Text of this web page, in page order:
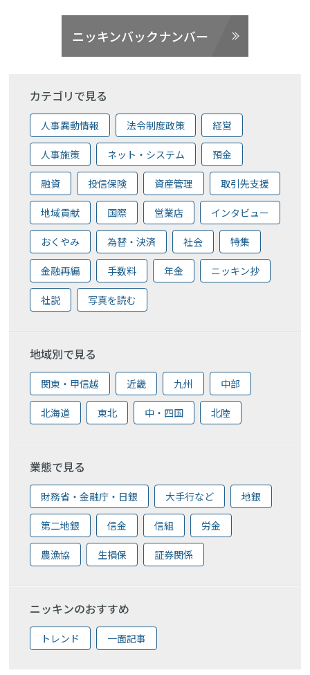
ニッキンバックナンバー
カテゴリで見る
人事異動情報 法令制度政策 経営
人事施策 ネット・システム 預金
融資 投信保険 資産管理 取引先支援
地域貢献 国際 営業店 インタビュー
おくやみ 為替・決済 社会 特集
金融再編 手数料 年金 ニッキン抄
社説 写真を読む
地域別で見る
関東・甲信越 近畿 九州 中部
北海道 東北 中・四国 北陸
業態で見る
財務省・金融庁・日銀 大手行など 地銀
第二地銀 信金 信組 労金
農漁協 生損保 証券関係
ニッキンのおすすめ
トレンド 一面記事